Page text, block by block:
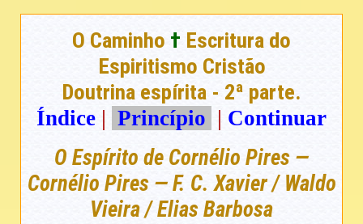
O Caminho † Escritura do
Espiritismo Cristão
Doutrina espírita - 2ª parte.
Índice | Princípio | Continuar
O Espírito de Cornélio Pires —
Cornélio Pires — F. C. Xavier / Waldo
Vieira / Elias Barbosa